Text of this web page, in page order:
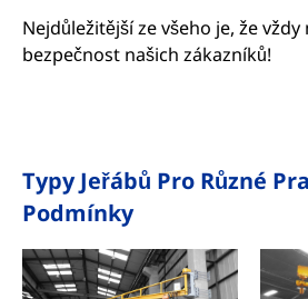
Nejdůležitější ze všeho je, že vždy
bezpečnost našich zákazníků!
Typy Jeřábů Pro Různé
Podmínky